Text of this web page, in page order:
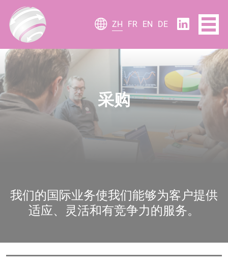
ZH FR EN DE
采购
我们的国际业务使我们能够为客户提供
适应、灵活和有竞争力的服务。
Cookie管理面板